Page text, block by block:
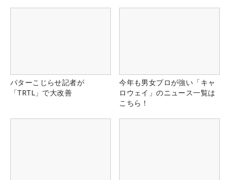
パターこじらせ記者が
「TRTL」で大改善
今年も男女プロが強い「キャ
ロウェイ」のニュース一覧は
こちら！